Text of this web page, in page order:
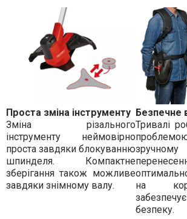
Проста зміна інструменту
Зміна різального
інструменту неймовірно
проста завдяки блокуванню
шпинделя. Компактне
зберігання також можливе
завдяки знімному валу.
Безпечне
Тривалі
на
безпеку.